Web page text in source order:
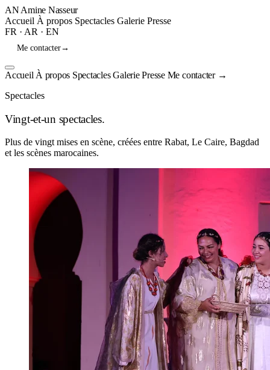
AN Amine Nasseur
Accueil À propos Spectacles Galerie Presse
FR · AR · EN
Me contacter→
Accueil À propos SpectaclesGaleriePresse Me contacter →
Spectacles
Vingt-et-un spectacles.
Plus de vingt mises en scène, créées entre Rabat, Le Caire, Bagdad
et les scènes marocaines.